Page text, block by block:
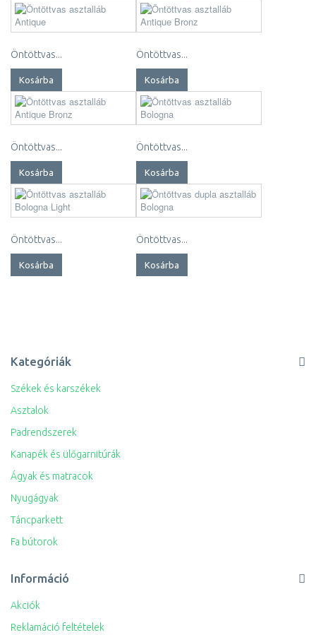
Öntöttvas...
Kosárba
Öntöttvas...
Kosárba
Öntöttvas...
Kosárba
Öntöttvas...
Kosárba
Öntöttvas...
Kosárba
Öntöttvas...
Kosárba
Kategóriák
Székek és karszékek
Asztalok
Padrendszerek
Kanapék és ülőgarnitúrák
Ágyak és matracok
Nyugágyak
Táncparkett
Fa bútorok
Információ
Akciók
Reklamáció feltételek